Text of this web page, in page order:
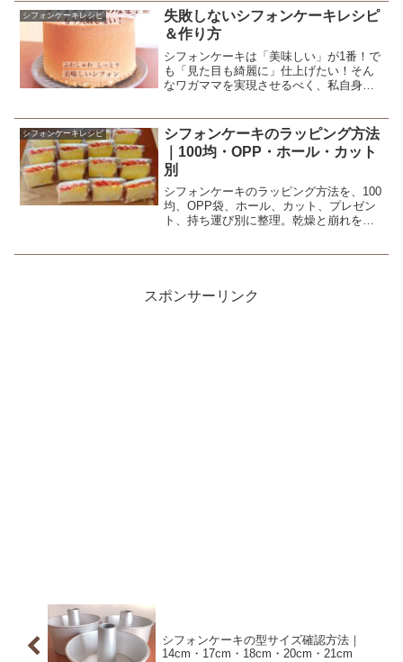
シフォンケーキレシピ
失敗しないシフォンケーキレシピ
＆作り方
シフォンケーキは「美味しい」が1番！で
も「見た目も綺麗に」仕上げたい！そん
なワガママを実現させるべく、私自身が
ピ＆作り方です。
シフォンケーキレシピ
シフォンケーキのラッピング方法
｜100均・OPP・ホール・カット
別
シフォンケーキのラッピング方法を、100
均、OPP袋、ホール、カット、プレゼン
ト、持ち運び別に整理。乾燥と崩れを防
スポンサーリンク
シフォンケーキの型サイズ確認方法｜
14cm・17cm・18cm・20cm・21cm